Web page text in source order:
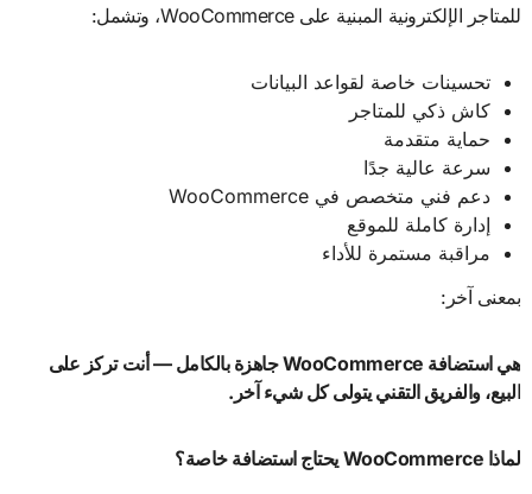
للمتاجر الإلكترونية المبنية على WooCommerce، وتشمل:
تحسينات خاصة لقواعد البيانات
كاش ذكي للمتاجر
حماية متقدمة
سرعة عالية جدًا
دعم فني متخصص في WooCommerce
إدارة كاملة للموقع
مراقبة مستمرة للأداء
بمعنى آخر:
هي استضافة
جاهزة بالكامل — أنت تركز على
البيع، والفريق التقني يتولى كل شيء آخر .
لماذا يحتاج استضافة خاصة؟